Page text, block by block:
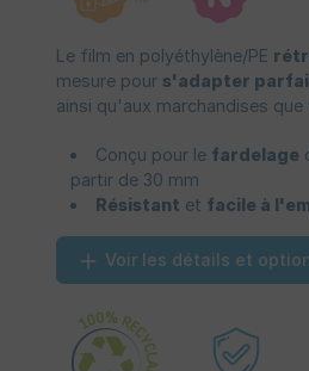
Le film en polyéthylène/PE
mesure pour s'adapter
ainsi qu'aux marchandises que
Conçu pour le fardelage
partir de 30 mm
Résistant et facile à
Voir les détails et